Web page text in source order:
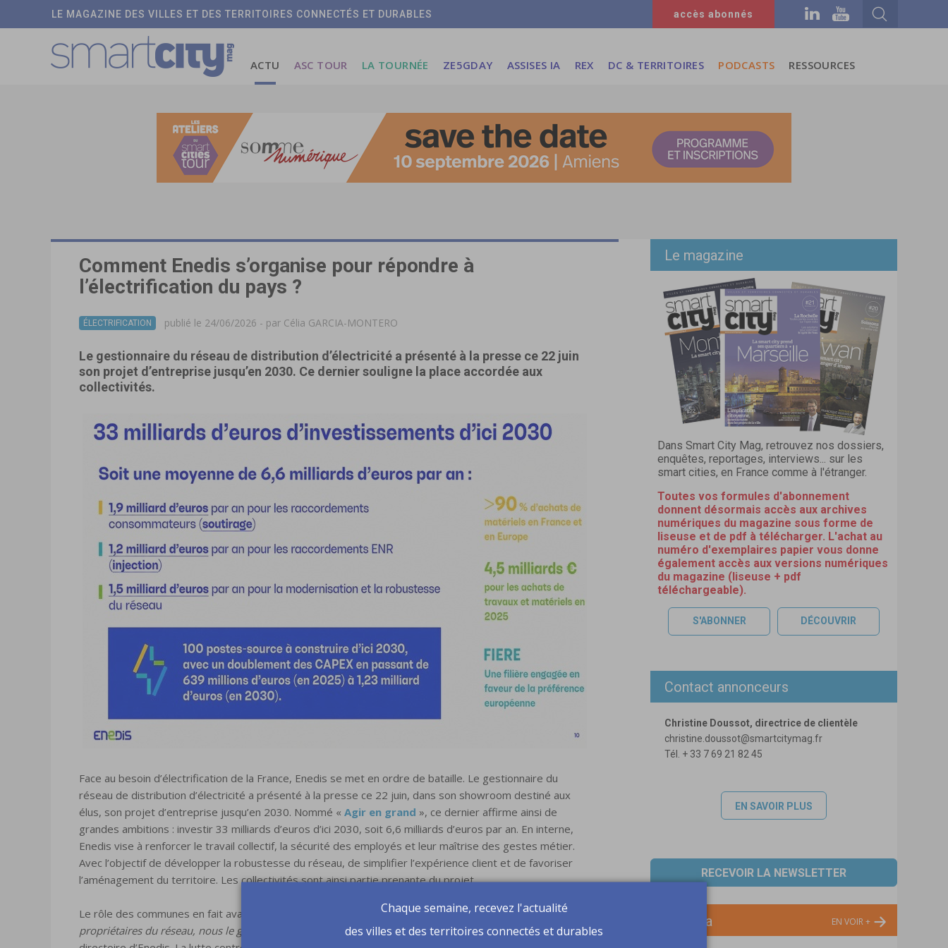
LE MAGAZINE DES VILLES ET DES TERRITOIRES CONNECTÉS ET DURABLES accès abonnés
ACTU ASC TOUR LA TOURNÉE ZE5GDAY ASSISES IA REX DC & TERRITOIRES PODCASTS RESSOURCES
Comment Enedis s’organise pour répondre à
l’électrification du pays ?
ÉLECTRIFICATION publié le 24/06/2026 - par Célia GARCIA-MONTERO
Le gestionnaire du réseau de distribution d’électricité a présenté à la presse ce 22 juin
son projet d’entreprise jusqu’en 2030. Ce dernier souligne la place accordée aux
collectivités.
Face au besoin d’électrification de la France, Enedis se met en ordre de bataille. Le gestionnaire du
réseau de distribution d’électricité a présenté à la presse ce 22 juin, dans son showroom destiné aux
élus, son projet d’entreprise jusqu’en 2030. Nommé « Agir en grand », ce dernier affirme ainsi de
grandes ambitions : investir 33 milliards d’euros d’ici 2030, soit 6,6 milliards d’euros par an. En interne,
Enedis vise à renforcer le travail collectif, la sécurité des employés et leur maîtrise des gestes métier.
Avec l’objectif de développer la robustesse du réseau, de simplifier l’expérience client et de favoriser
l’aménagement du territoire. Les collectivités sont ainsi partie prenante du projet.
Le rôle des communes en fait avant tout des partenaires privilégiés.« Les collectivités locales sont
propriétaires du réseau, nous le gérons pour elles »,
a rappelé Marianne Laigneau, présidente du
Le magazine
Dans Smart City Mag, retrouvez nos dossiers,
enquêtes, reportages, interviews... sur les
smart cities, en France comme à l'étranger.
Toutes vos formules d'abonnement
donnent désormais accès aux archives
numériques du magazine sous forme de
liseuse et de pdf à télécharger. L'achat au
numéro d'exemplaires papier vous donne
également accès aux versions numériques
du magazine (liseuse + pdf
téléchargeable).
S'ABONNER DÉCOUVRIR
Contact annonceurs
Christine Doussot, directrice de clientèle
christine.doussot@smartcitymag.fr
Tél. + 33 7 69 21 82 45
EN SAVOIR PLUS
RECEVOIR LA NEWSLETTER
Agenda EN VOIR +
Chaque semaine, recevez l'actualité
des villes et des territoires connectés et durables